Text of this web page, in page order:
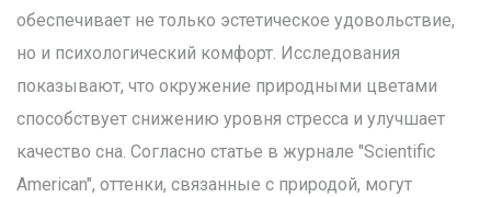
обеспечивает не только эстетическое удовольствие,
но и психологический комфорт. Исследования
показывают, что окружение природными цветами
способствует снижению уровня стресса и улучшает
качество сна. Согласно статье в журнале "Scientific
American", оттенки, связанные с природой, могут